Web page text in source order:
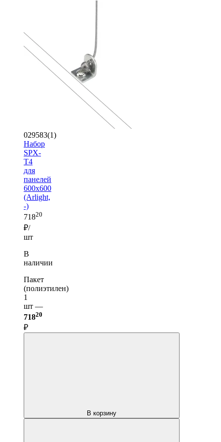
029583(1)
Набор
SPX-
T4
для
панелей
600x600
(Arlight,
-)
71820
₽/
шт
В
наличии
Пакет
(полиэтилен)
1
шт —
71820
₽
В корзину